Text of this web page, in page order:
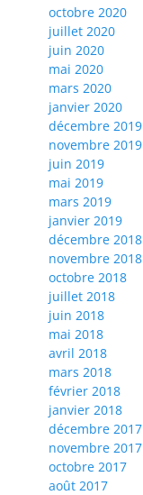
octobre 2020
juillet 2020
juin 2020
mai 2020
mars 2020
janvier 2020
décembre 2019
novembre 2019
juin 2019
mai 2019
mars 2019
janvier 2019
décembre 2018
novembre 2018
octobre 2018
juillet 2018
juin 2018
mai 2018
avril 2018
mars 2018
février 2018
janvier 2018
décembre 2017
novembre 2017
octobre 2017
août 2017